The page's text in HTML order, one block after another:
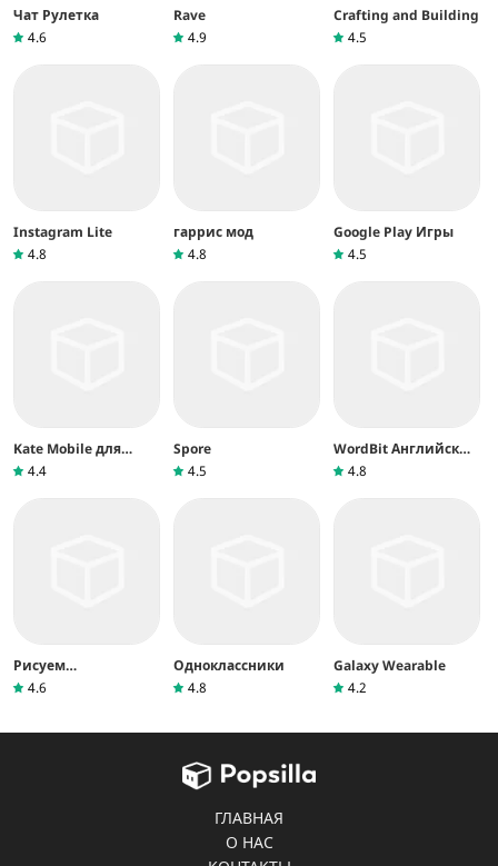
Чат Рулетка
4.6
Rave
4.9
Crafting and Building
4.5
Instagram Lite
4.8
гаррис мод
4.8
Google Play Игры
4.5
Kate Mobile для
ВКонтакте
4.4
Spore
4.5
WordBit Английский
язык
4.8
Рисуем
Мультфильмы 2
4.6
Одноклассники
4.8
Galaxy Wearable
4.2
ГЛАВНАЯ
О НАС